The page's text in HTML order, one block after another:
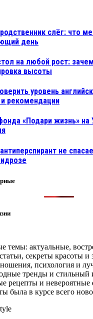
слёг: что
день
на любой рост:
высоты
уровень
рекомендации
«Подари жизнь» на
не
темы: актуальные,
секреты красоты и
психология и
тренды и стильный
рецепты и
была в курсе всего